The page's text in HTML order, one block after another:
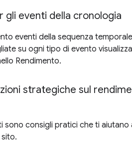
gli eventi della cronologia
eventi della sequenza
su ogni tipo di evento
Rendimento.
strategiche sul
sono consigli pratici che ti aiutano